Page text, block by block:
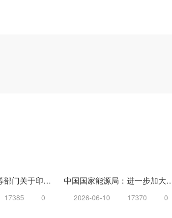
国家发展改革委等部门关于印发《环境基础设施建设水平提升行动（2023—2025年）》的通知 发改环资〔2023〕1046号
17385 0
中国国家能源局：进一步加
2026-06-10 17370 0